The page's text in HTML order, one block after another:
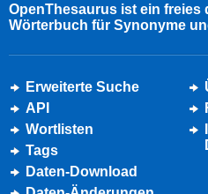
OpenThesaurus ist ein freies
Wörterbuch für Synonyme
Erweiterte Suche
API
Wortlisten
Tags
Daten-Download